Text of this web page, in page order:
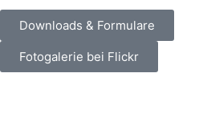
Downloads & Formulare
Fotogalerie bei Flickr